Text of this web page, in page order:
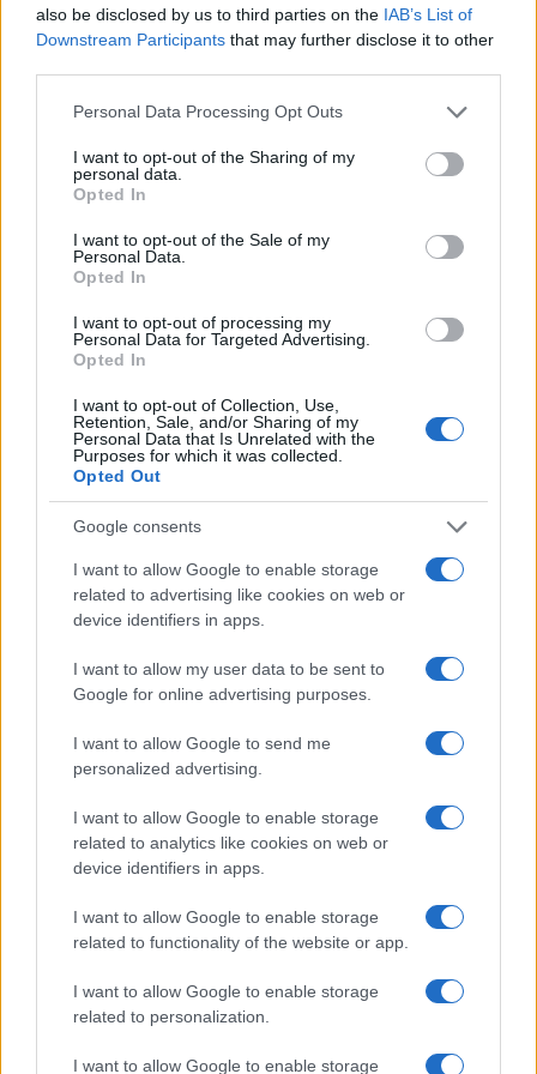
also be disclosed by us to third parties on the IAB’s List of
Downstream Participants that may further disclose it to other
Please note that this website/app uses one or more Google
not limited to your visit or usage behaviour. You may click to
grant or deny consent to Google and its third-party tags to
use your data for below specified purposes in below Google
consent section.
Personal Data Processing Opt Outs
I want to opt-out of the Sharing of my
personal data.
Opted In
I want to opt-out of the Sale of my
Personal Data.
Opted In
I want to opt-out of processing my
Personal Data for Targeted Advertising.
Opted In
I want to opt-out of Collection, Use,
Retention, Sale, and/or Sharing of my
Personal Data that Is Unrelated with the
Purposes for which it was collected.
Opted Out
Google consents
I want to allow Google to enable storage
related to advertising like cookies on web or
device identifiers in apps.
I want to allow my user data to be sent to
Google for online advertising purposes.
I want to allow Google to send me
personalized advertising.
I want to allow Google to enable storage
related to analytics like cookies on web or
device identifiers in apps.
I want to allow Google to enable storage
related to functionality of the website or app.
I want to allow Google to enable storage
related to personalization.
I want to allow Google to enable storage
regolamenti tecnici: seguire i documenti ufficiali
rimane cruciale. Consiglio pratico: controllare
sempre le norme di omologazione dell’attrezzatura
prima della gara.
Confronto con standard internazionali
nordamericane spesso diventano riferimento per
misure e format. L’innovazione tecnica e
regolamentare passa attraverso sperimentazioni in
circuiti minori, poi adottate a livello mondiale. Per lo
aggiunge profondità all’osservazione della gara.
Per chi vuole iniziare o migliorare
Se siete atleti amatoriali, il percorso ideale parte da
una valutazione tecnica, un programma di
periodizzazione e stage con coach qualificati. Se
fondamentali per apprezzare tattiche e scelte.
dettaglio che fa la differenzaè spesso nascosto
nelle regole che pochi leggono.
informazioni
Per stage e gare amatoriali consultate federazioni
nazionali, club locali e agenzie specializzate. I siti
ufficiali degli eventi offrono informazioni su biglietti,
hospitality e pacchetti. Per esperienze luxury, tour
operator alpini propongono pacchetti su misura con